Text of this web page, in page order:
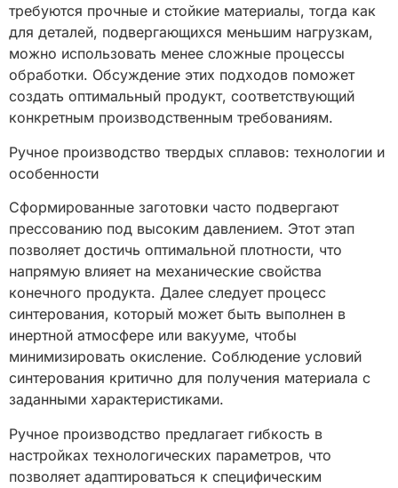
требуются прочные и стойкие материалы, тогда как
для деталей, подвергающихся меньшим нагрузкам,
можно использовать менее сложные процессы
обработки. Обсуждение этих подходов поможет
создать оптимальный продукт, соответствующий
конкретным производственным требованиям.
Ручное производство твердых сплавов: технологии и
особенности
Сформированные заготовки часто подвергают
прессованию под высоким давлением. Этот этап
позволяет достичь оптимальной плотности, что
напрямую влияет на механические свойства
конечного продукта. Далее следует процесс
синтерования, который может быть выполнен в
инертной атмосфере или вакууме, чтобы
минимизировать окисление. Соблюдение условий
синтерования критично для получения материала с
заданными характеристиками.
Ручное производство предлагает гибкость в
настройках технологических параметров, что
позволяет адаптироваться к специфическим